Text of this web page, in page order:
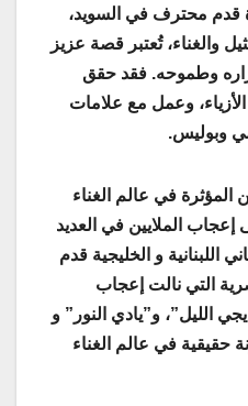
قدم محترف في السويد،
والغناء، تُعتبر قصة عزيز
وطموحه. فقد حقق
وعمل مع علامات
وبوليس.
المؤثرة في عالم الغناء
إعجاب الملايين في العديد
اللبنانية و الخليجية قدم
التي نالت إعجاب
الليل”، و”يادي النور” و
حقيقية في عالم الغناء